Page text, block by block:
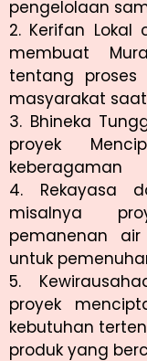
pengelolaan
2. Kerifan Lokal
membuat
tentang
masyarakat
3. Bhineka
proyek
keberagaman
4. Rekayasa
misalnya
pemanenan
untuk
5.
proyek
kebutuhan
produk yang